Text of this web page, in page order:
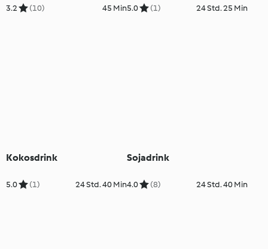
3.2 (10) 45 Min5.0 (1) 24 Std. 25 Min
Kokosdrink
5.0 (1) 24 Std. 40 Min
Sojadrink
4.0 (8) 24 Std. 40 Min